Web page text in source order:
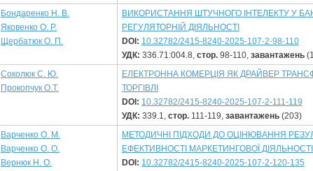
Бондаренко Н. В.
Яковенко О. Р.
Щербатюк О. П.
ВИКОРИСТАННЯ ШТУЧНОГО ІНТЕЛЕКТУ У
РЕГУЛЯТОРНІЙ ДІЯЛЬНОСТІ
DOI: 10.32782/2415-8240-2025-107-2-98-110
УДК: 336.71:004.8, стор.98-110, завантажень
Соколюк С. Ю.
Прокопчук О.Т.
ЕЛЕКТРОННА КОМЕРЦІЯ ЯК ДРАЙВЕР
ТОРГІВЛІ
DOI: 10.32782/2415-8240-2025-107-2-111-119
УДК: 339.1, стор.111-119, завантажень(203)
Варченко О. М.
Варченко О. О.
Вернюк Н. О.
МЕТОДИЧНІ ПІДХОДИ ДО ОЦІНЮВАННЯ
ЕФЕКТИВНОСТІ МАРКЕТИНГОВОЇ
DOI: 10.32782/2415-8240-2025-107-2-120-135